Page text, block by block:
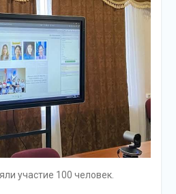
участие 100 человек.